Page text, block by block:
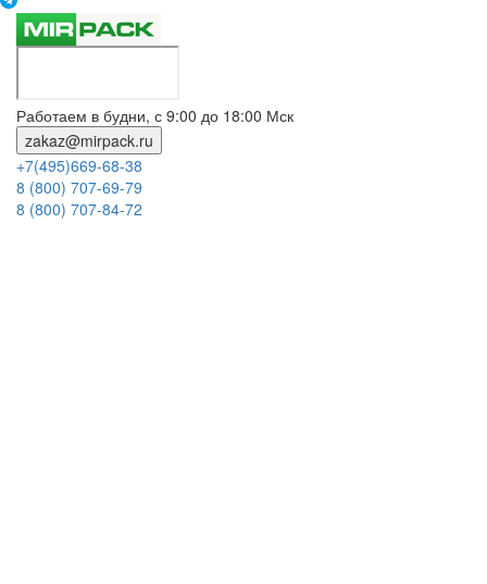
Работаем в будни, с 9:00 до 18:00 Мск
zakaz@mirpack.ru
+7(495)669-68-38
8 (800) 707-69-79
8 (800) 707-84-72